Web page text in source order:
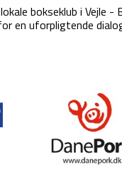
bokseklub i Vejle -
en uforpligtende